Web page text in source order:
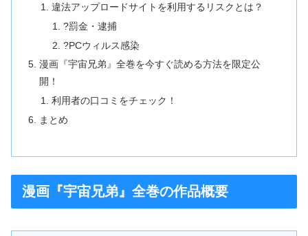
違法アップロードサイトを利用するリスクとは？
?罰金・逮捕
?PCウィルス感染
漫画『宇宙兄弟』全巻を今すぐ読める方法を限定公
開！
利用者の口コミをチェック！
まとめ
漫画『宇宙兄弟』全巻の作品概要